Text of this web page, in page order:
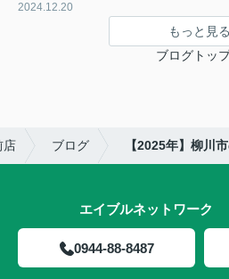
2024.12.20
もっと見る
ブログトッ
店 ブログ 【2025年】柳川
エイブルネットワー
0944-88-8487